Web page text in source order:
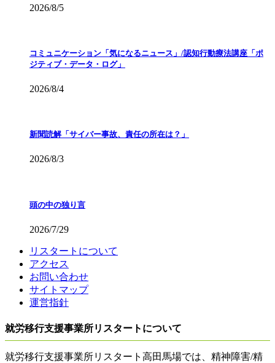
2026/8/5
コミュニケーション「気になるニュース」/認知行動療法講座「ポ
ジティブ・データ・ログ」
2026/8/4
新聞読解「サイバー事故、責任の所在は？」
2026/8/3
頭の中の独り言
2026/7/29
リスタートについて
アクセス
お問い合わせ
サイトマップ
運営指針
就労移行支援事業所リスタートについて
就労移行支援事業所リスタート高田馬場では、精神障害/精